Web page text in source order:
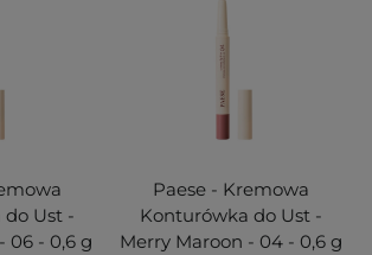
Ust -
06 - 0,6 g
Paese - Kremowa
Konturówka do Ust -
Merry Maroon - 04 - 0,6 g